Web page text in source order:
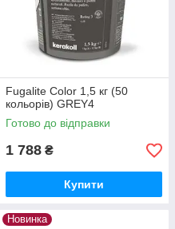
Fugalite Color 1,5 кг (50
кольорів) GREY4
Готово до відправки
1 788 ₴
Купити
Новинка